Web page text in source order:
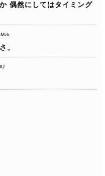
偶然にしてはタイミング
。